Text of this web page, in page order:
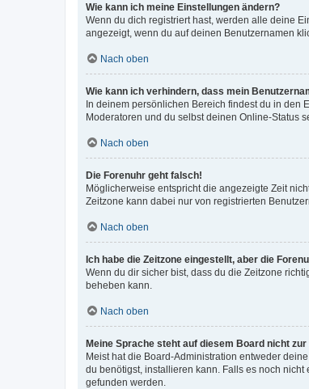
Wie kann ich meine Einstellungen ändern?
Wenn du dich registriert hast, werden alle deine
angezeigt, wenn du auf deinen Benutzernamen
Nach oben
Wie kann ich verhindern, dass mein
In deinem persönlichen Bereich findest du in den
Moderatoren und du selbst deinen Online-Status
Nach oben
Die Forenuhr geht falsch!
Möglicherweise entspricht die angezeigte Zeit
Zeitzone kann dabei nur von registrierten
Nach oben
Ich habe die Zeitzone eingestellt, aber die
Wenn du dir sicher bist, dass du die Zeitzone
beheben kann.
Nach oben
Meine Sprache steht auf diesem Board nicht zur
Meist hat die Board-Administration entweder
du benötigst, installieren kann. Falls es noch
gefunden werden.